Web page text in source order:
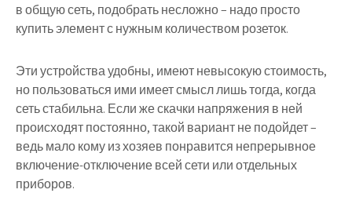
в общую сеть, подобрать несложно – надо просто
купить элемент с нужным количеством розеток.
Эти устройства удобны, имеют невысокую стоимость,
но пользоваться ими имеет смысл лишь тогда, когда
сеть стабильна. Если же скачки напряжения в ней
происходят постоянно, такой вариант не подойдет –
ведь мало кому из хозяев понравится непрерывное
включение-отключение всей сети или отдельных
приборов.